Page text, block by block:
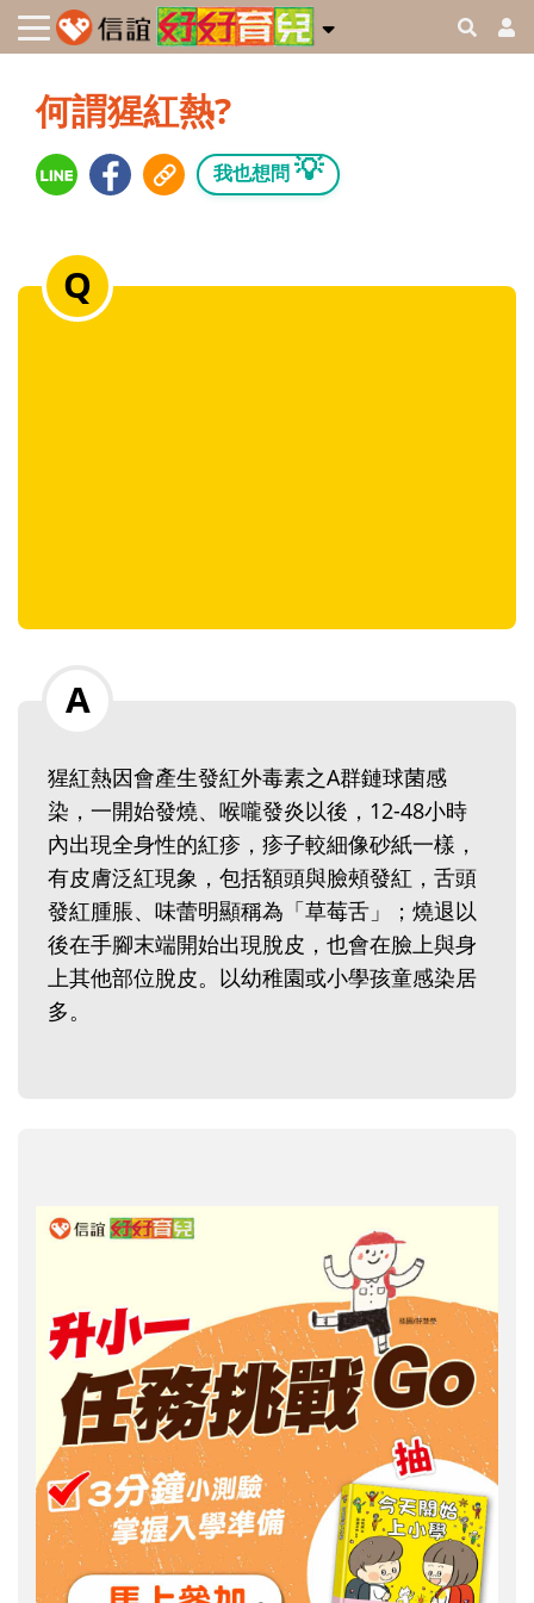
何謂猩紅熱?
我也想問 💡
猩紅熱因會產生發紅外毒素之A群鏈球菌感
染，一開始發燒、喉嚨發炎以後，12-48小時
內出現全身性的紅疹，疹子較細像砂紙一樣，
有皮膚泛紅現象，包括額頭與臉頰發紅，舌頭
發紅腫脹、味蕾明顯稱為「草莓舌」；燒退以
後在手腳末端開始出現脫皮，也會在臉上與身
上其他部位脫皮。以幼稚園或小學孩童感染居
多。